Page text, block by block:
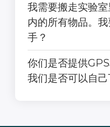
我需要搬走实验
内的所有物品。
手？
你们是否提供
我们是否可以自己